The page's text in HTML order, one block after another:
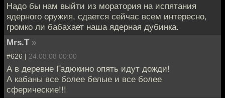
Надо бы нам выйти из моратория на испятания
ядерного оружия, сдается сейчас всем интересно,
громко ли бабахает наша ядерная дубинка.
Mrs.T »
#626 | 24.08.08 00:00
А в деревне Гадюкино опять идут дожди!
А кабаны все более белые и все более
сферические!!!